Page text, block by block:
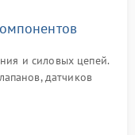
и силовых цепей.
датчиков
степени износа
гидросистемы